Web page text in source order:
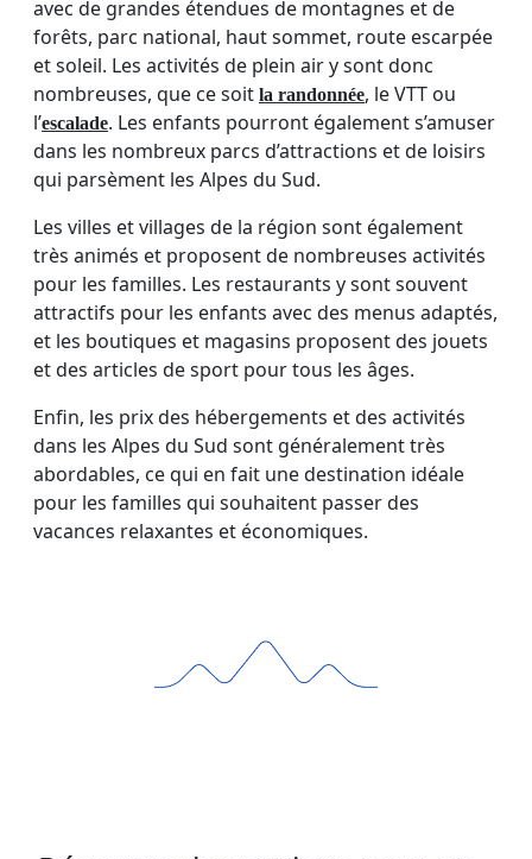
avec de grandes étendues de montagnes et de
forêts, parc national, haut sommet, route escarpée
et soleil. Les activités de plein air y sont donc
nombreuses, que ce soit la randonnée, le VTT ou
l’escalade. Les enfants pourront également s’amuser
dans les nombreux parcs d’attractions et de loisirs
qui parsèment les Alpes du Sud.
Les villes et villages de la région sont également
très animés et proposent de nombreuses activités
pour les familles. Les restaurants y sont souvent
attractifs pour les enfants avec des menus adaptés,
et les boutiques et magasins proposent des jouets
et des articles de sport pour tous les âges.
Enfin, les prix des hébergements et des activités
dans les Alpes du Sud sont généralement très
abordables, ce qui en fait une destination idéale
pour les familles qui souhaitent passer des
vacances relaxantes et économiques.